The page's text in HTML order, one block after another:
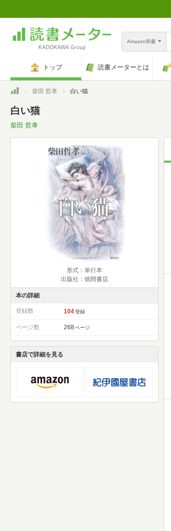
Amazon和書
トップ 読書メーターとは
トップ柴田 哲孝 白い猫
白い猫
柴田 哲孝
形式：単行本
出版社：徳間書店
本の詳細
登録数 104 登録
ページ数 268 ページ
書店で詳細を見る